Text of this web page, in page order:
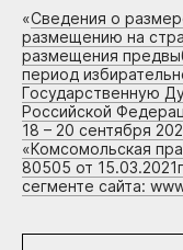
«Сведения о
размещению на
размещения
период
Государственную
Российской
18 – 20 сентября
«Комсомольская
80505 от
сегменте сайта: